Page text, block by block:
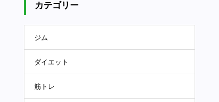
カテゴリー
ジム
ダイエット
筋トレ